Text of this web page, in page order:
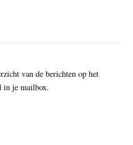
van de berichten op het
in je mailbox.